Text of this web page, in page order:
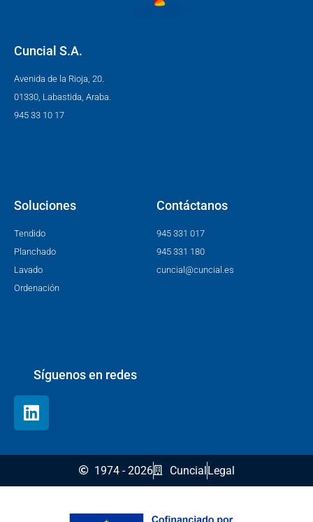
Cuncial S.A.
Avenida de la Rioja, 20.
01330, Labastida, Araba.
945 33 10 17
Soluciones
Tendido
Planchado
Lavado
Ordenación
Contáctanos
945 331 017
945 331 180
cuncial@cuncial.es
Síguenos en redes
1974 - 2026 CuncialLegal